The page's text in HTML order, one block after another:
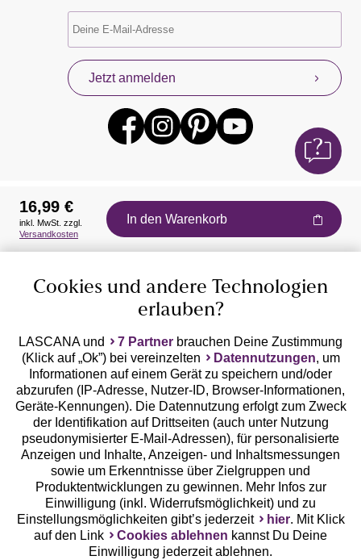
Jetzt anmelden
Auszeichnungen
Geprüfte Sicherheit
Unsere Apps
16,99 €
inkl. MwSt. zzgl.
Versandkosten
In den Warenkorb
Cookies und andere Technologien
erlauben?
LASCANA und 7 Partner brauchen Deine Zustimmung
(Klick auf „Ok”) bei vereinzelten
Datennutzungen, um
Informationen auf einem Gerät zu speichern und/oder
abzurufen (IP-Adresse, Nutzer-ID, Browser-Informationen,
Geräte-Kennungen). Die Datennutzung erfolgt zum Zweck
der Identifikation auf Drittseiten (auch unter Nutzung
pseudonymisierter E-Mail-Adressen), für personalisierte
Anzeigen und Inhalte, Anzeigen- und Inhaltsmessungen
sowie um Erkenntnisse über Zielgruppen und
Produktentwicklungen zu gewinnen. Mehr Infos zur
Einwilligung (inkl. Widerrufsmöglichkeit) und zu
Einstellungsmöglichkeiten gibt’s jederzeit
hier. Mit Klick
auf den Link
Cookies ablehnen kannst Du Deine
Einwilligung jederzeit ablehnen.